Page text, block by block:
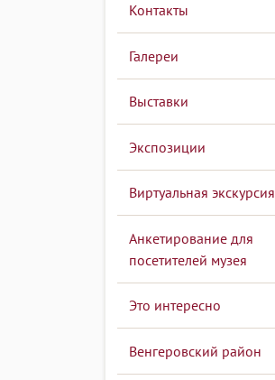
Контакты
Галереи
Выставки
Экспозиции
Виртуальная экскурсия
Анкетирование для
посетителей музея
Это интересно
Венгеровский район